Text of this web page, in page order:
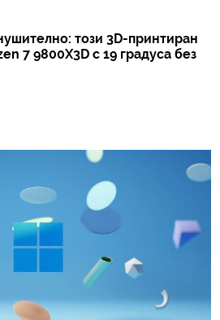
този 3D-принтиран
7 9800X3D с 19 градуса без